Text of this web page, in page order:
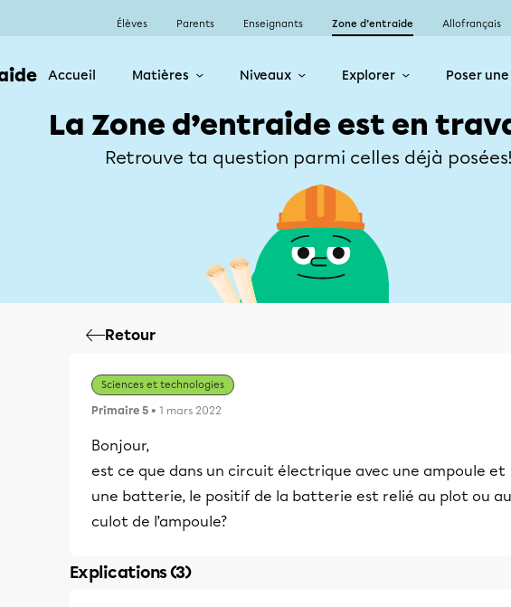
Élèves Parents Enseignants Zone d’entraide Allofrançais
Accueil Matières Niveaux Explorer Poser
La Zone d’entraide est en
Retrouve ta question parmi celles déjà posées!
Retour
Sciences et technologies
Primaire 5 • 1 mars 2022
Bonjour,
est ce que dans un circuit électrique avec une ampoule et
une batterie, le positif de la batterie est relié au plot ou au
culot de l’ampoule?
Explications (3)